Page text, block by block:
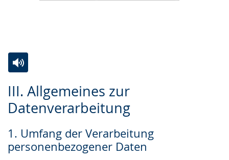
III. Allgemeines zur
Datenverarbeitung
1. Umfang der Verarbeitung
personenbezogener Daten
Leichten
Sprache
Audio-
Unterstützung.
Video
in
Gebärdensprache
wird